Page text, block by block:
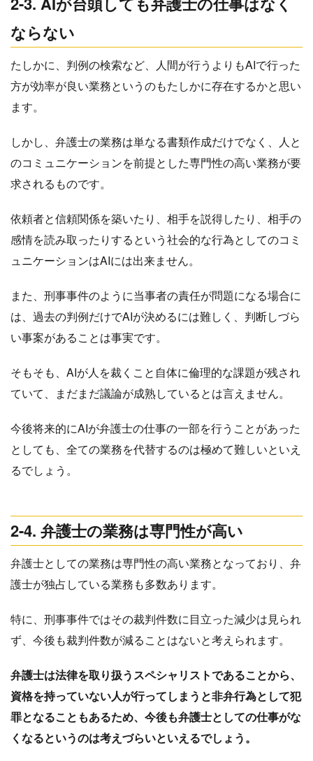
ならない
たしかに、判例の検索など、人間が行うよりもAIで行った
方が効率が良い業務というのもたしかに存在するかと思い
ます。
しかし、弁護士の業務は単なる書類作成だけでなく、人と
のコミュニケーションを前提とした専門性の高い業務が要
求されるものです。
依頼者と信頼関係を築いたり、相手を説得したり、相手の
感情を読み取ったりするという社会的な行為としてのコミ
ュニケーションはAIには出来ません。
また、刑事事件のように当事者の責任が問題になる場合に
は、過去の判例だけでAIが決めるには難しく、判断しづら
い事案があることは事実です。
そもそも、AIが人を裁くこと自体に倫理的な課題が残され
ていて、まだまだ議論が成熟しているとは言えません。
今後将来的にAIが弁護士の仕事の一部を行うことがあった
としても、全ての業務を代替するのは極めて難しいといえ
るでしょう。
2-4. 弁護士の業務は専門性が高い
弁護士としての業務は専門性の高い業務となっており、弁
護士が独占している業務も多数あります。
特に、刑事事件ではその裁判件数に目立った減少は見られ
ず、今後も裁判件数が減ることはないと考えられます。
弁護士は法律を取り扱うスペシャリストであることから、
資格を持っていない人が行ってしまうと非弁行為として犯
罪となることもあるため、今後も弁護士としての仕事がな
くなるというのは考えづらいといえるでしょう。